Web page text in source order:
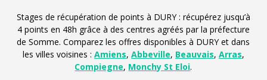
Stages de récupération de points à DURY : récupérez jusqu’à
4 points en 48h grâce à des centres agréés par la préfecture
de Somme. Comparez les offres disponibles à DURY et dans
les villes voisines : Amiens, Abbeville, Beauvais, Arras,
Compiegne, Monchy St Eloi.